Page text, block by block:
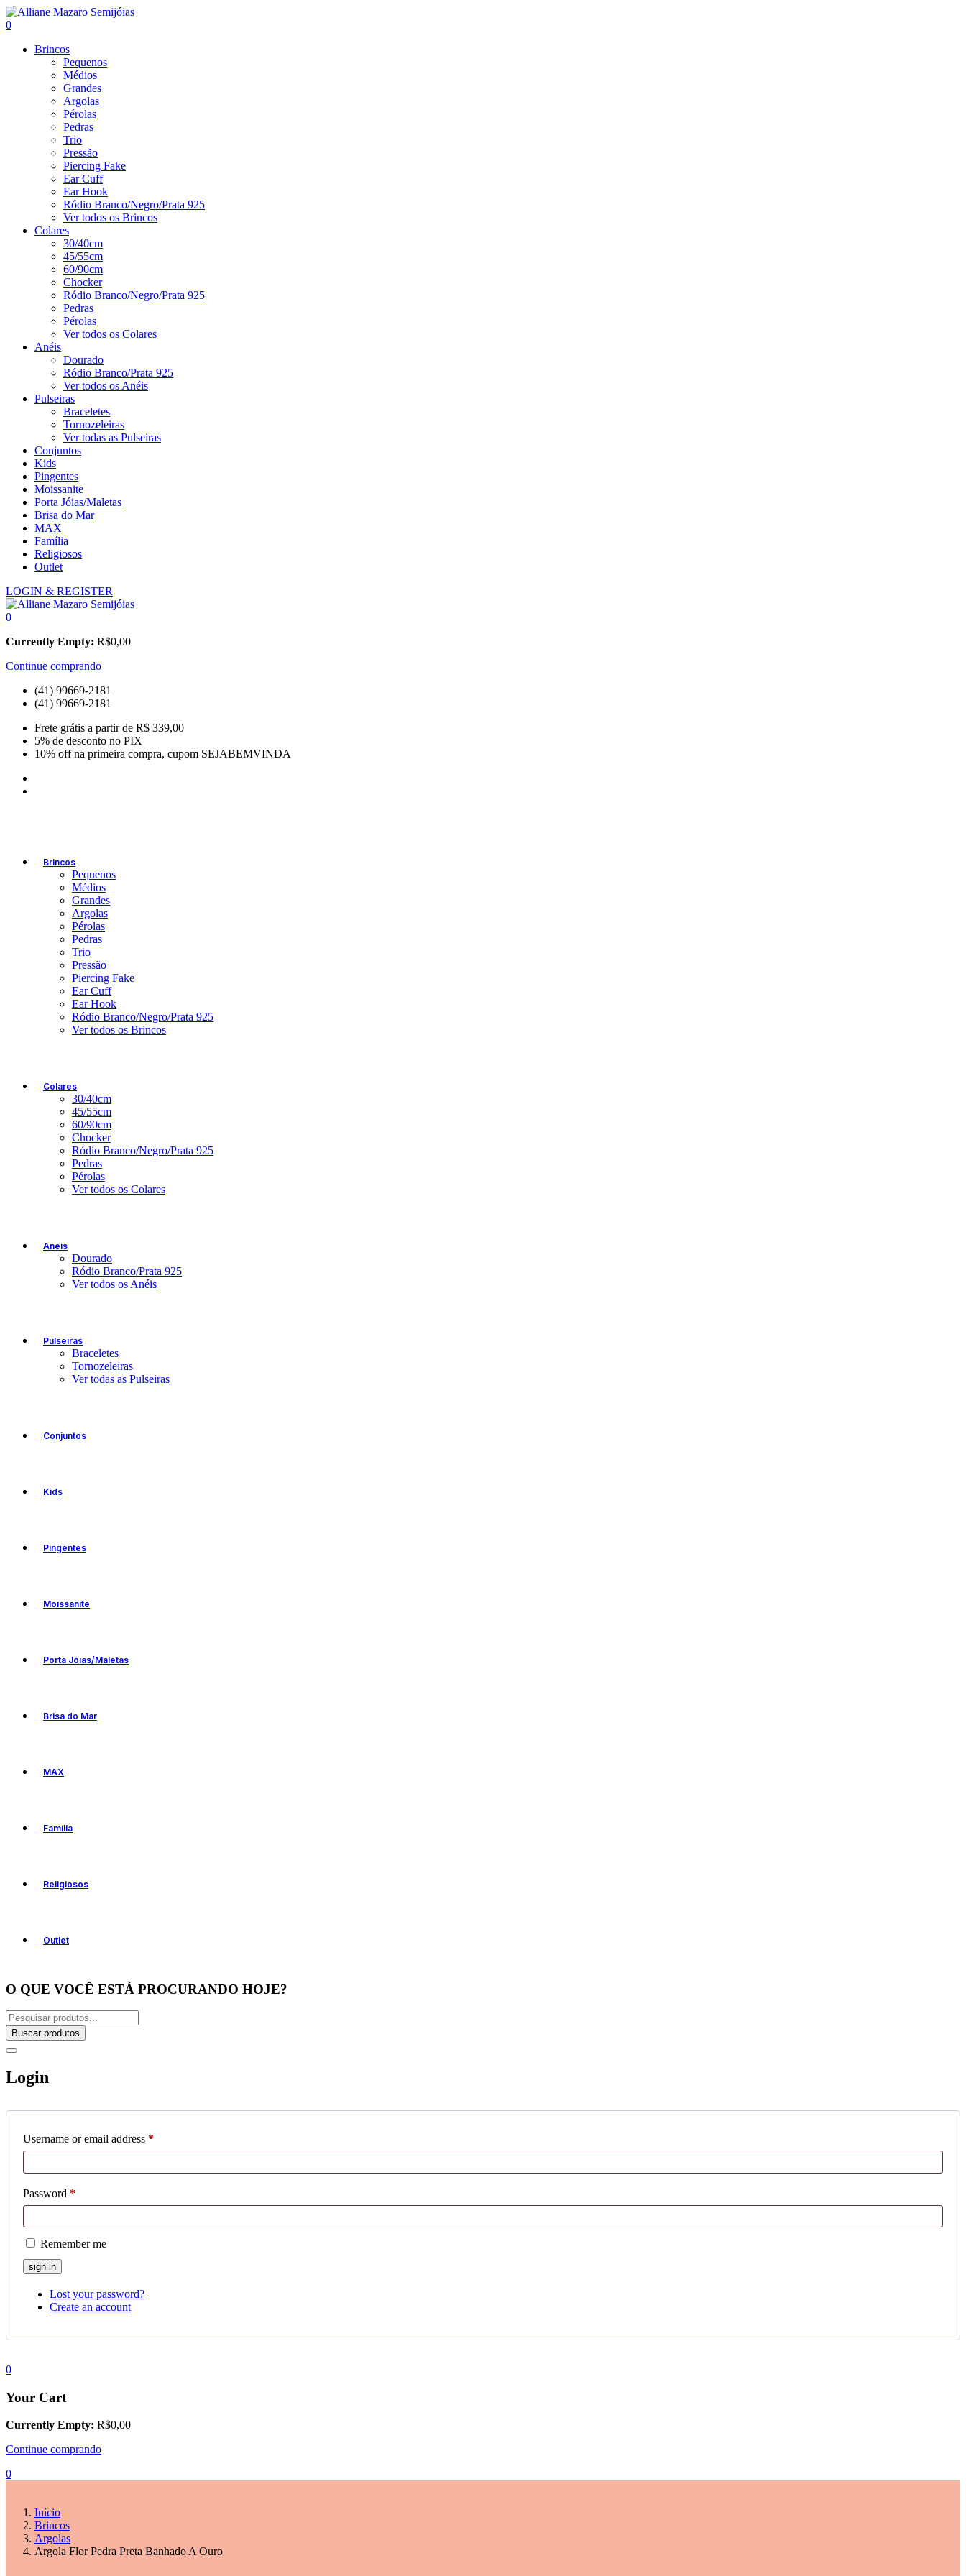
0
Brincos
Pequenos
Médios
Grandes
Argolas
Pérolas
Pedras
Trio
Pressão
Piercing Fake
Ear Cuff
Ear Hook
Ródio Branco/Negro/Prata 925
Ver todos os Brincos
Colares
30/40cm
45/55cm
60/90cm
Chocker
Ródio Branco/Negro/Prata 925
Pedras
Pérolas
Ver todos os Colares
Anéis
Dourado
Ródio Branco/Prata 925
Ver todos os Anéis
Pulseiras
Braceletes
Tornozeleiras
Ver todas as Pulseiras
Conjuntos
Kids
Pingentes
Moissanite
Porta Jóias/Maletas
Brisa do Mar
MAX
Família
Religiosos
Outlet
LOGIN & REGISTER
0
Currently Empty: R$0,00
Continue comprando
(41) 99669-2181
(41) 99669-2181
Frete grátis a partir de R$ 339,00
5% de desconto no PIX
10% off na primeira compra, cupom SEJABEMVINDA
Brincos
Pequenos
Médios
Grandes
Argolas
Pérolas
Pedras
Trio
Pressão
Piercing Fake
Ear Cuff
Ear Hook
Ródio Branco/Negro/Prata 925
Ver todos os Brincos
Colares
30/40cm
45/55cm
60/90cm
Chocker
Ródio Branco/Negro/Prata 925
Pedras
Pérolas
Ver todos os Colares
Anéis
Dourado
Ródio Branco/Prata 925
Ver todos os Anéis
Pulseiras
Braceletes
Tornozeleiras
Ver todas as Pulseiras
Conjuntos
Kids
Pingentes
Moissanite
Porta Jóias/Maletas
Brisa do Mar
MAX
Família
Religiosos
Outlet
O QUE VOCÊ ESTÁ PROCURANDO HOJE?
Buscar produtos
Login
Username or email address *
Password *
Remember me
Lost your password?
Create an account
0
Your Cart
Currently Empty: R$0,00
Continue comprando
0
Início
Brincos
Argolas
Argola Flor Pedra Preta Banhado A Ouro